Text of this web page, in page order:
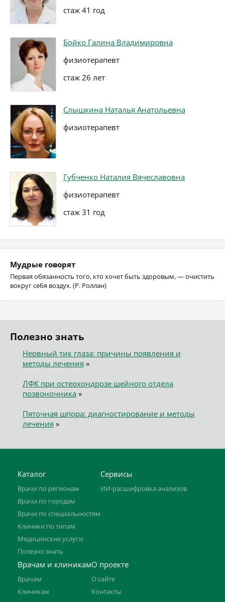
стаж 41 год
Бойко Галина Владимировна
физиотерапевт
стаж 26 лет
Слышкина Наталья Анатольевна
физиотерапевт
Губченко Наталия Вячеславовна
физиотерапевт
стаж 31 год
Мудрые говорят
Первая обязанность того, кто хочет быть здоровым, — очистить
вокруг себя воздух. (Р. Роллан)
Полезно знать
Нервный тик глаза: причины появления и
методы лечения »
ЛФК при остеохондрозе шейного отдела
позвоночника»
Пяточная шпора: диагностирование и методы
лечения »
Каталог
Врачи по регионам
Врачи по городам
Врачи по специальностям
Клиники по типам
Медицинские услуги
Полезно знать
Сервисы
ИИ-расшифровка анализов
Врачам и клиникам
Врачам
Клиникам
О проекте
О сайте
Контакты